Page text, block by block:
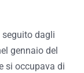
seguito dagli
gennaio del
si occupava di